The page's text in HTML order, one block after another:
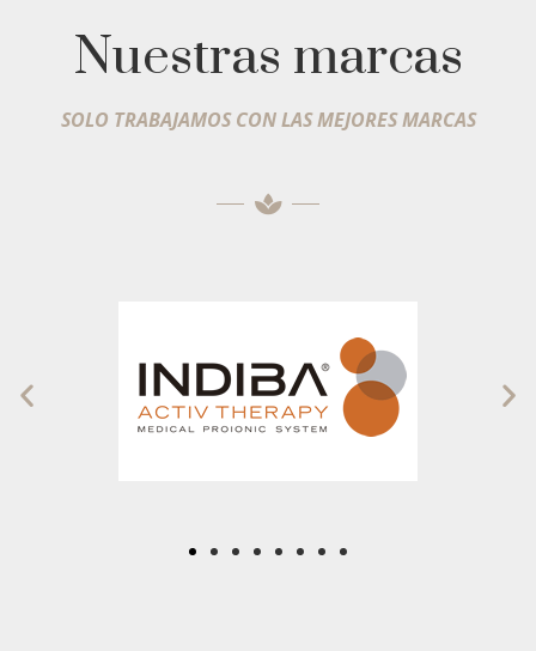
Nuestras marcas
SOLO TRABAJAMOS CON LAS MEJORES MARCAS